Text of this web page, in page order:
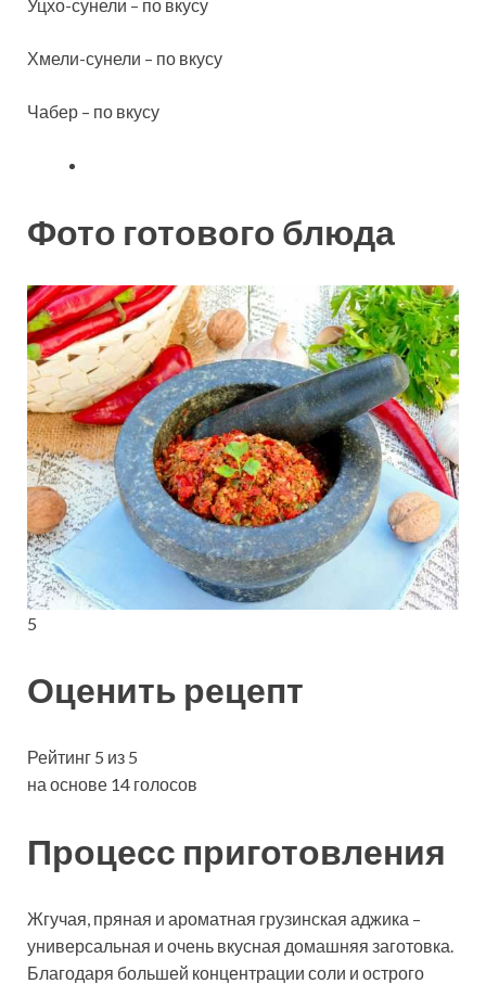
Уцхо-сунели – по вкусу
Хмели-сунели – по вкусу
Чабер – по вкусу
Фото готового блюда
5
Оценить рецепт
Рейтинг 5 из 5
на основе 14 голосов
Процесс приготовления
Жгучая, пряная и ароматная грузинская аджика –
универсальная и очень вкусная домашняя заготовка.
Благодаря большей концентрации соли и острого